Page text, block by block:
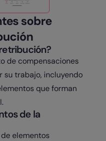
sobre
de compensaciones
su trabajo, incluyendo
que forman
de la
elementos